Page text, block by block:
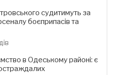
судитимуть за
боєприпасів та
в Одеському районі: є